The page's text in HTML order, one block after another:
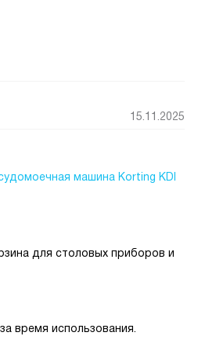
LED-подсветка, наконец-то не
15.11.2025
машина Korting KDI
для столовых приборов и
время использования.